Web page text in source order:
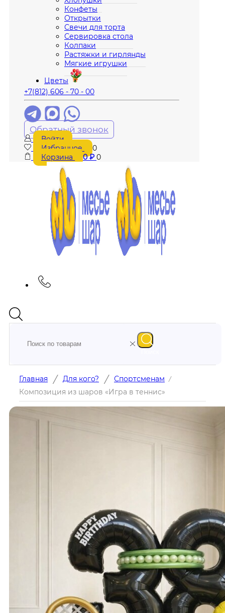
Конфеты
Открытки
Свечи для торта
Сервировка стола
Колпаки
Растяжки и гирлянды
Мягкие игрушки
Цветы
+7(812) 606 - 70 - 00
Обратный звонок
Войти
Избранное
0
Корзина
0₽ 0
Главная / Для кого? / Спортсменам /
Композиция из шаров «Игра в теннис»